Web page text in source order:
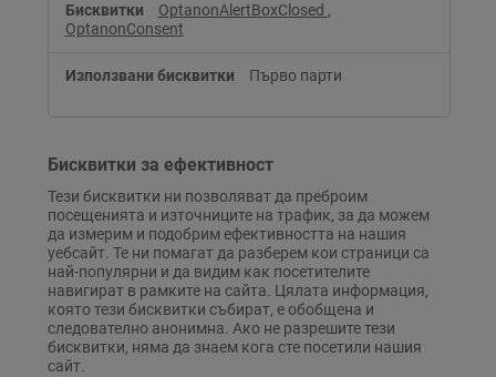
OptanonAlertBoxClosed ,
OptanonConsent
Първо парти
Бисквитки за ефективност
Тези бисквитки ни позволяват да преброим
посещенията и източниците на трафик, за да можем
да измерим и подобрим ефективността на нашия
уебсайт. Те ни помагат да разберем кои страници са
най-популярни и да видим как посетителите
навигират в рамките на сайта. Цялата информация,
която тези бисквитки събират, е обобщена и
следователно анонимна. Ако не разрешите тези
бисквитки, няма да знаем кога сте посетили нашия
сайт.